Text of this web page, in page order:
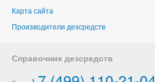
Карта сайта
Производители дезсредств
Справочник дезсредств